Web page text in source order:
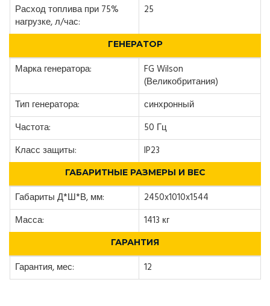
Расход топлива при 75%
нагрузке, л/час:
25
ГЕНЕРАТОР
Марка генератора:
FG Wilson
(Великобритания)
Тип генератора:
синхронный
Частота:
50 Гц
Класс защиты:
IP23
ГАБАРИТНЫЕ РАЗМЕРЫ И ВЕС
Габариты Д*Ш*В, мм:
2450x1010x1544
Масса:
1413 кг
ГАРАНТИЯ
Гарантия, мес: 12